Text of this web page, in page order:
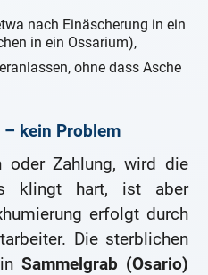
nach Einäscherung in ein
in ein Ossarium),
ohne dass Asche
kein Problem
oder Zahlung, wird die
klingt hart, ist aber
erfolgt durch
Die sterblichen
Sammelgrab (Osario)